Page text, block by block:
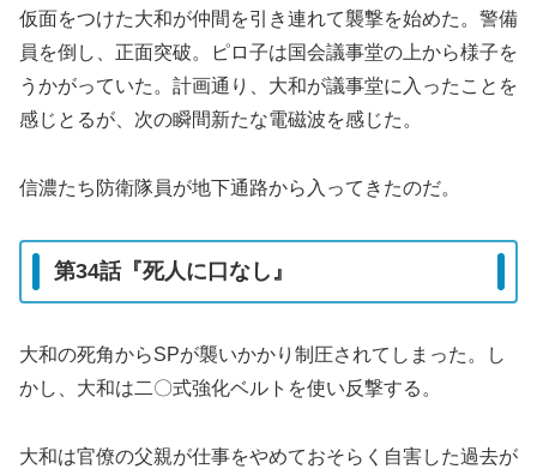
仮面をつけた大和が仲間を引き連れて襲撃を始めた。警備
員を倒し、正面突破。ピロ子は国会議事堂の上から様子を
うかがっていた。計画通り、大和が議事堂に入ったことを
感じとるが、次の瞬間新たな電磁波を感じた。
信濃たち防衛隊員が地下通路から入ってきたのだ。
第34話『死人に口なし』
大和の死角からSPが襲いかかり制圧されてしまった。し
かし、大和は二〇式強化ベルトを使い反撃する。
大和は官僚の父親が仕事をやめておそらく自害した過去が